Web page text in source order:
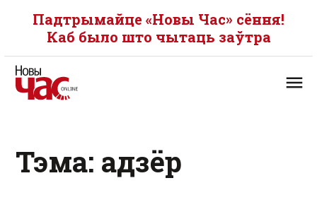
Падтрымайце «Новы Час» сёння!
Каб было што чытаць заўтра
Тэма: адзёр